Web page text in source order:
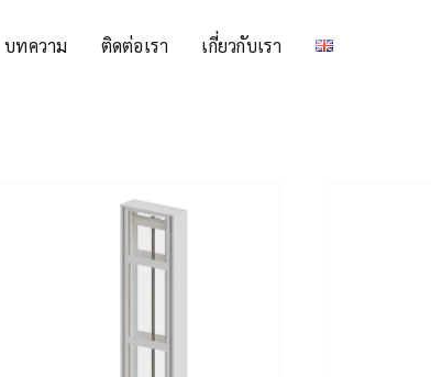
บทความ ติดต่อเรา เกี่ยวกับเรา